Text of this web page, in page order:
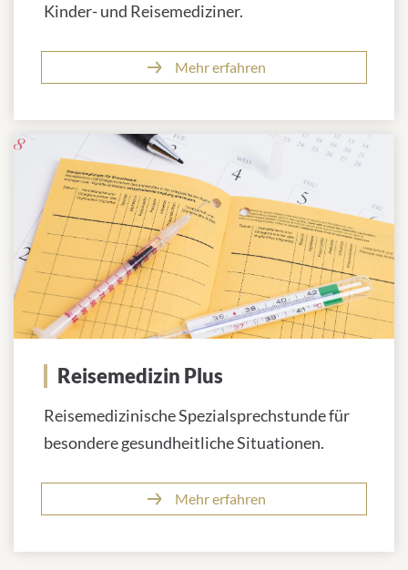
Kinder- und Reisemediziner.
Mehr erfahren
Reisemedizin Plus
Reisemedizinische Spezialsprechstunde für
besondere gesundheitliche Situationen.
Mehr erfahren